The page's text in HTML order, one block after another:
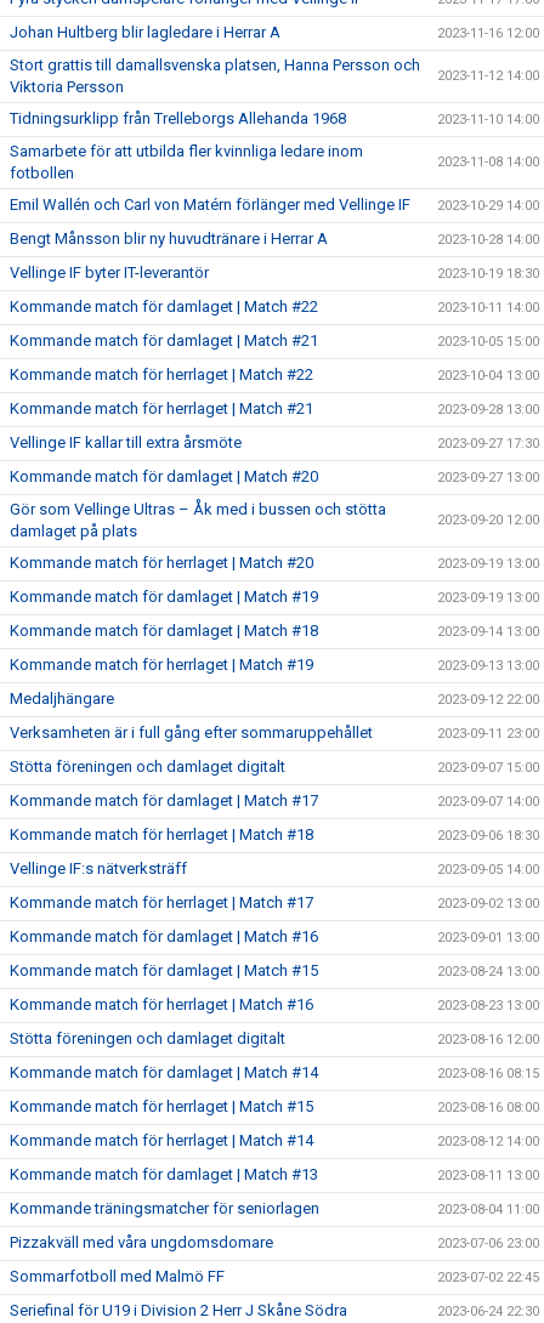
Johan Hultberg blir lagledare i Herrar A 2023-11-16 12:00
Stort grattis till damallsvenska platsen, Hanna Persson och
Viktoria Persson
2023-11-12 14:00
Tidningsurklipp från Trelleborgs Allehanda 1968 2023-11-10 14:00
Samarbete för att utbilda fler kvinnliga ledare inom
fotbollen
2023-11-08 14:00
Emil Wallén och Carl von Matérn förlänger med Vellinge IF 2023-10-29 14:00
Bengt Månsson blir ny huvudtränare i Herrar A 2023-10-28 14:00
Vellinge IF byter IT-leverantör 2023-10-19 18:30
Kommande match för damlaget | Match #22 2023-10-11 14:00
Kommande match för damlaget | Match #21 2023-10-05 15:00
Kommande match för herrlaget | Match #22 2023-10-04 13:00
Kommande match för herrlaget | Match #21 2023-09-28 13:00
Vellinge IF kallar till extra årsmöte 2023-09-27 17:30
Kommande match för damlaget | Match #20 2023-09-27 13:00
Gör som Vellinge Ultras – Åk med i bussen och stötta
damlaget på plats
2023-09-20 12:00
Kommande match för herrlaget | Match #20 2023-09-19 13:00
Kommande match för damlaget | Match #19 2023-09-19 13:00
Kommande match för damlaget | Match #18 2023-09-14 13:00
Kommande match för herrlaget | Match #19 2023-09-13 13:00
Medaljhängare 2023-09-12 22:00
Verksamheten är i full gång efter sommaruppehållet 2023-09-11 23:00
Stötta föreningen och damlaget digitalt 2023-09-07 15:00
Kommande match för damlaget | Match #17 2023-09-07 14:00
Kommande match för herrlaget | Match #18 2023-09-06 18:30
Vellinge IF:s nätverksträff 2023-09-05 14:00
Kommande match för herrlaget | Match #17 2023-09-02 13:00
Kommande match för damlaget | Match #16 2023-09-01 13:00
Kommande match för damlaget | Match #15 2023-08-24 13:00
Kommande match för herrlaget | Match #16 2023-08-23 13:00
Stötta föreningen och damlaget digitalt 2023-08-16 12:00
Kommande match för damlaget | Match #14 2023-08-16 08:15
Kommande match för herrlaget | Match #15 2023-08-16 08:00
Kommande match för herrlaget | Match #14 2023-08-12 14:00
Kommande match för damlaget | Match #13 2023-08-11 13:00
Kommande träningsmatcher för seniorlagen 2023-08-04 11:00
Pizzakväll med våra ungdomsdomare 2023-07-06 23:00
Sommarfotboll med Malmö FF 2023-07-02 22:45
Seriefinal för U19 i Division 2 Herr J Skåne Södra 2023-06-24 22:30